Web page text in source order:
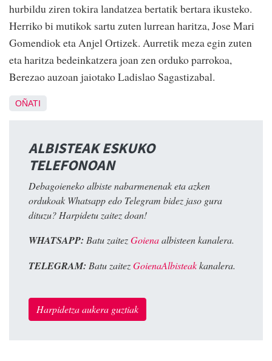
hurbildu ziren tokira landatzea bertatik bertara ikusteko.
Herriko bi mutikok sartu zuten lurrean haritza, Jose Mari
Gomendiok eta Anjel Ortizek. Aurretik meza egin zuten
eta haritza bedeinkatzera joan zen orduko parrokoa,
Berezao auzoan jaiotako Ladislao Sagastizabal.
OÑATI
ALBISTEAK ESKUKO
TELEFONOAN
Debagoieneko albiste nabarmenenak eta azken
ordukoak Whatsapp edo Telegram bidez jaso gura
dituzu? Harpidetu zaitez doan!
WHATSAPP: Batu zaitezGoienaalbisteen kanalera.
TELEGRAM: Batu zaitezGoienaAlbisteakkanalera.
Harpidetza aukera guztiak